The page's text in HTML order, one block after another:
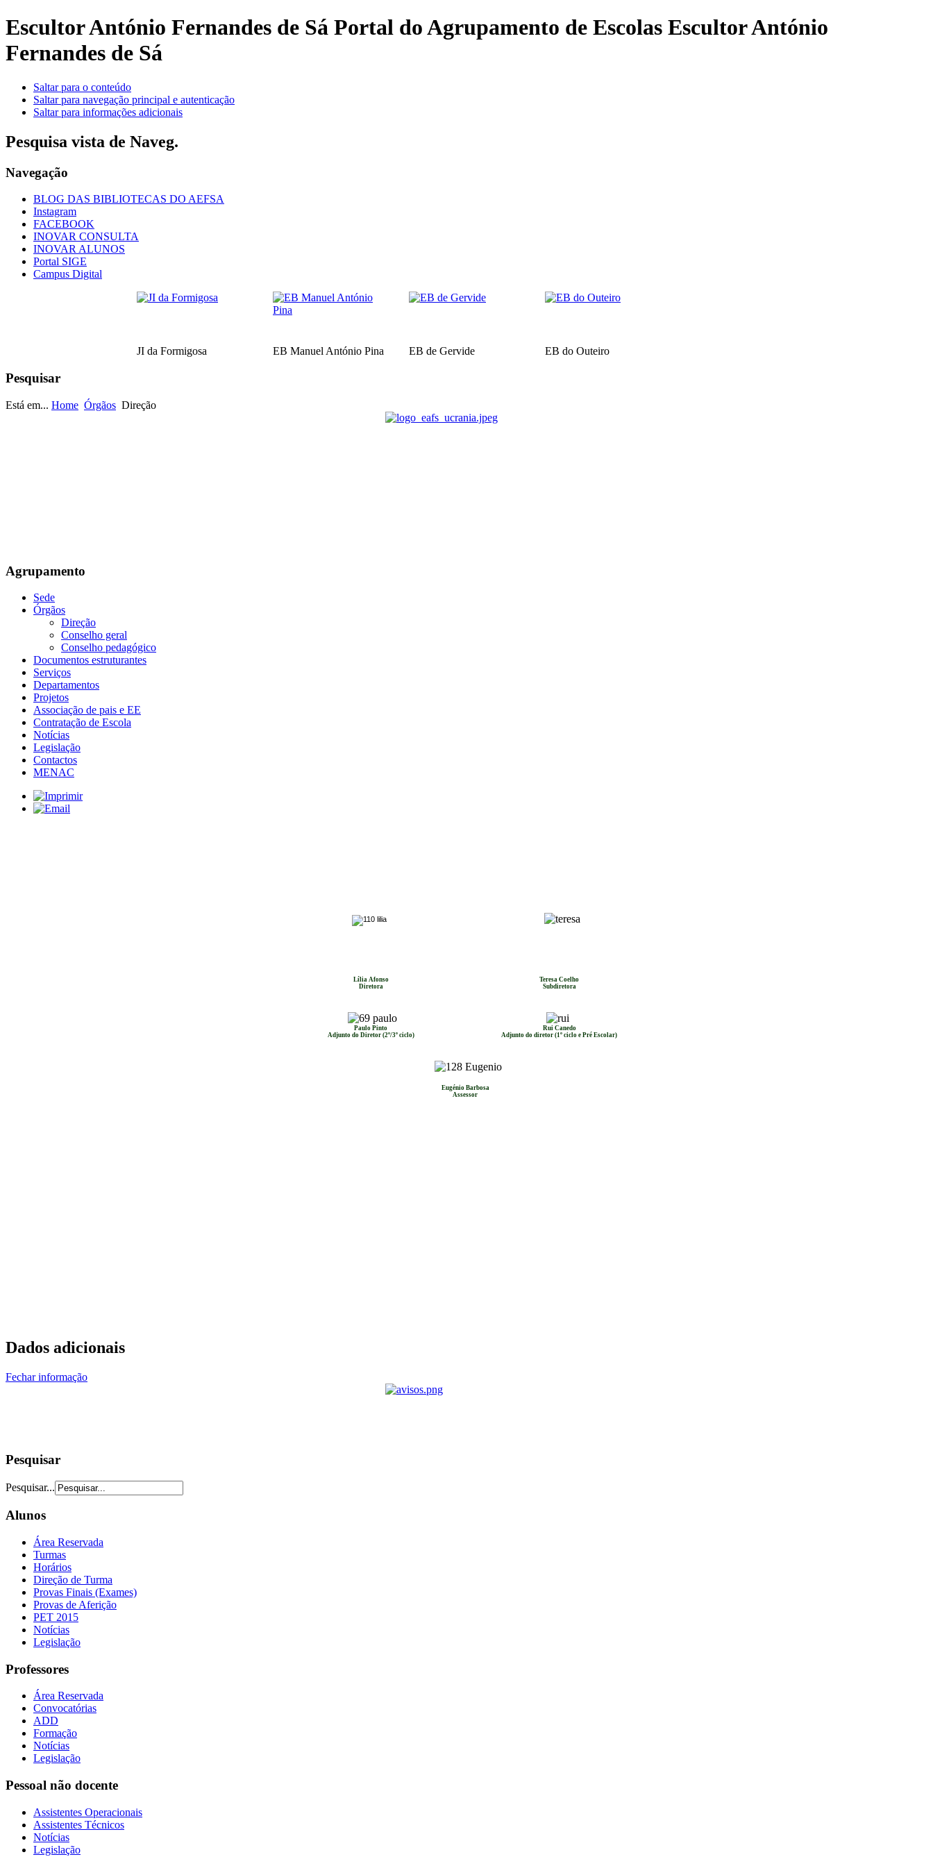
Escultor António Fernandes de Sá Portal do Agrupamento de Escolas Escultor António
Fernandes de Sá
Saltar para o conteúdo
Saltar para navegação principal e autenticação
Saltar para informações adicionais
Pesquisa vista de Naveg.
Navegação
BLOG DAS BIBLIOTECAS DO AEFSA
Instagram
FACEBOOK
INOVAR CONSULTA
INOVAR ALUNOS
Portal SIGE
Campus Digital
JI da Formigosa EB Manuel António Pina EB de Gervide EB do Outeiro
EB Escultor Antº
Pesquisar
Está em... Home Órgãos Direção
Agrupamento
Sede
Órgãos
Direção
Conselho geral
Conselho pedagógico
Documentos estruturantes
Serviços
Departamentos
Projetos
Associação de pais e EE
Contratação de Escola
Notícias
Legislação
Contactos
MENAC
Lília Afonso
Diretora
Teresa Coelho
Subdiretora
Paulo Pinto
Adjunto do Diretor (2º/3º ciclo)
Rui Canedo
Adjunto do diretor (1º ciclo e Pré Escolar)
Eugénio Barbosa
Assessor
Dados adicionais
Fechar informação
Pesquisar
Pesquisar...
Alunos
Área Reservada
Turmas
Horários
Direção de Turma
Provas Finais (Exames)
Provas de Aferição
PET 2015
Notícias
Legislação
Professores
Área Reservada
Convocatórias
ADD
Formação
Notícias
Legislação
Pessoal não docente
Assistentes Operacionais
Assistentes Técnicos
Notícias
Legislação